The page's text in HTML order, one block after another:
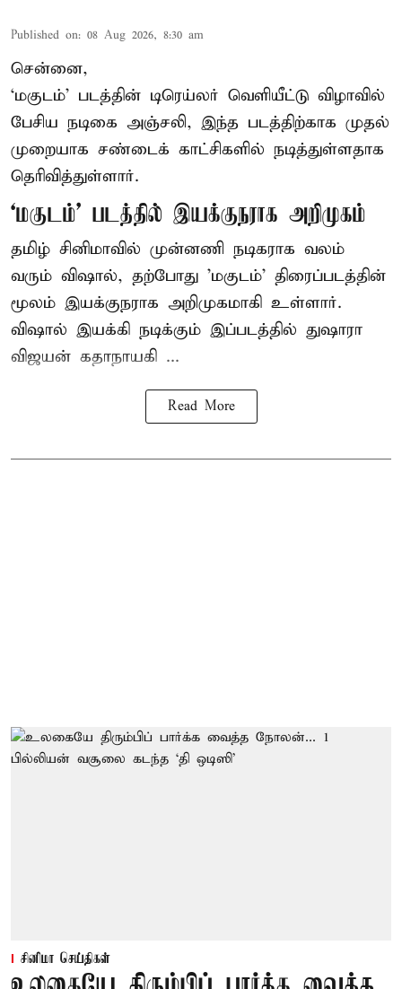
Published on: 08 Aug 2026, 8:30 am
சென்னை,
‘மகுடம்’ படத்தின் டிரெய்லர் வெளியீட்டு விழாவில்
பேசிய நடிகை அஞ்சலி, இந்த படத்திற்காக முதல்
முறையாக சண்டைக் காட்சிகளில் நடித்துள்ளதாக
தெரிவித்துள்ளார்.
‘மகுடம்’ படத்தில் இயக்குநராக அறிமுகம்
தமிழ் சினிமாவில் முன்னணி நடிகராக வலம்
வரும் விஷால், தற்போது 'மகுடம்' திரைப்படத்தின்
மூலம் இயக்குநராக அறிமுகமாகி உள்ளார்.
விஷால் இயக்கி நடிக்கும் இப்படத்தில் துஷாரா
விஜயன் கதாநாயகி ...
Read More
சினிமா செய்திகள்